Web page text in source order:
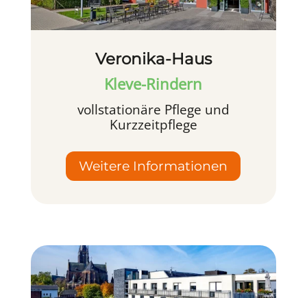
Veronika-Haus
Kleve-Rindern
vollstationäre Pflege und
Kurzzeitpflege
Weitere Informationen